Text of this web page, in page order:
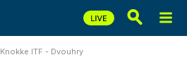
Knokke ITF - Dvouhry